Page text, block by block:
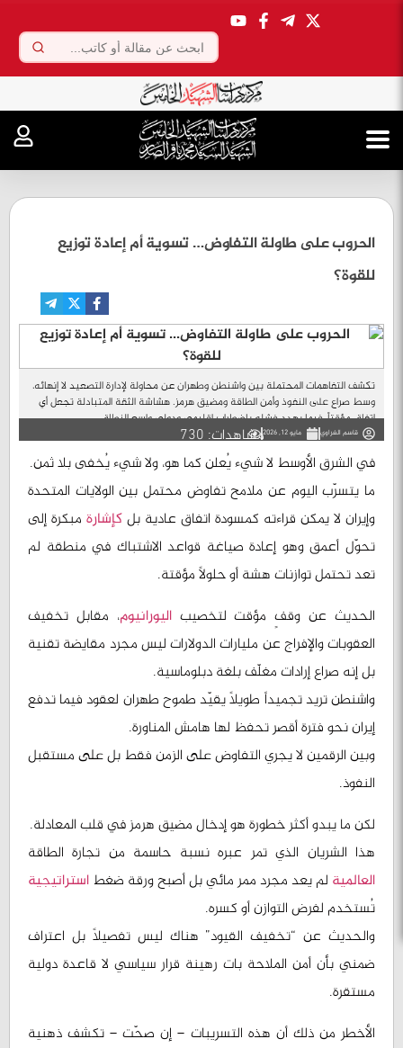
.
الحروب على طاولة التفاوض… تسوية أم إعادة توزيع
للقوة؟
تكشف التفاهمات المحتملة بين واشنطن وطهران عن محاولة لإدارة التصعيد لا إنهائه،
وسط صراع على النفوذ وأمن الطاقة ومضيق هرمز. هشاشة الثقة المتبادلة تجعل أي
اتفاق مؤقتاً، فيما يهدد فشله باضطراب إقليمي ودولي واسع النطاق...
قاسم الغراوي مايو 12, 2026
مشاهدات: 730
في الشرق الأوسط لا شيء يُعلن كما هو، ولا شيء يُخفى بلا ثمن.
ما يتسرّب اليوم عن ملامح تفاوض محتمل بين الولايات المتحدة
وإيران لا يمكن قراءته كمسودة اتفاق عادية بلكإشارة مبكرة إلى
تحوّل أعمق وهو إعادة صياغة قواعد الاشتباك في منطقة لم
تعد تحتمل توازنات هشة أو حلولاً مؤقتة.
الحديث عن وقفٍ مؤقت لتخصيباليورانيوم، مقابل تخفيف
العقوبات والإفراج عن مليارات الدولارات ليس مجرد مقايضة تقنية
بل إنه صراع إرادات مغلّف بلغة دبلوماسية.
واشنطن تريد تجميداً طويلاً يقيّد طموح طهران لعقود فيما تدفع
إيران نحو فترة أقصر تحفظ لها هامش المناورة.
وبين الرقمين لا يجري التفاوض على الزمن فقط بل على مستقبل
النفوذ.
لكن ما يبدو أكثر خطورة هو إدخال مضيق هرمز في قلب المعادلة.
هذا الشريان الذي تمر عبره نسبة حاسمة من تجارة الطاقة
العالمية لم يعد مجرد ممر مائي بل أصبح ورقة ضغطاستراتيجية
تُستخدم لفرض التوازن أو كسره.
والحديث عن “تخفيف القيود” هناك ليس تفصيلاً بل اعتراف
ضمني بأن أمن الملاحة بات رهينة قرار سياسي لا قاعدة دولية
مستقرة.
الأخطر من ذلك أن هذه التسريبات – إن صحّت – تكشف ذهنية